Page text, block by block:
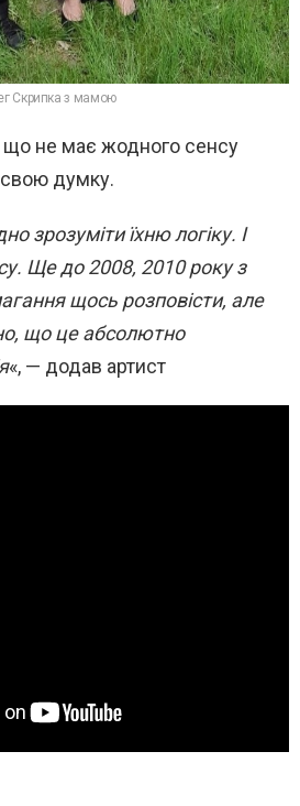
Скрипка з мамою
що не має жодного сенсу
свою думку.
зрозуміти їхню логіку. І
Ще до 2008, 2010 року з
щось розповісти, але
що це абсолютно
«, — додав артист